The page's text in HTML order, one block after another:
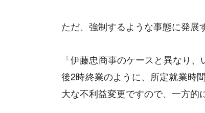
ただ、強制するような事態に発展
「伊藤忠商事のケースと異なり
後2時終業のように、所定就業時
大な不利益変更ですので、一方的